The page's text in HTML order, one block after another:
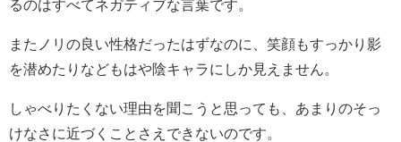
るのはすべてネガティブな言葉です。
またノリの良い性格だったはずなのに、笑顔もすっかり影
を潜めたりなどもはや陰キャラにしか見えません。
しゃべりたくない理由を聞こうと思っても、あまりのそっ
けなさに近づくことさえできないのです。